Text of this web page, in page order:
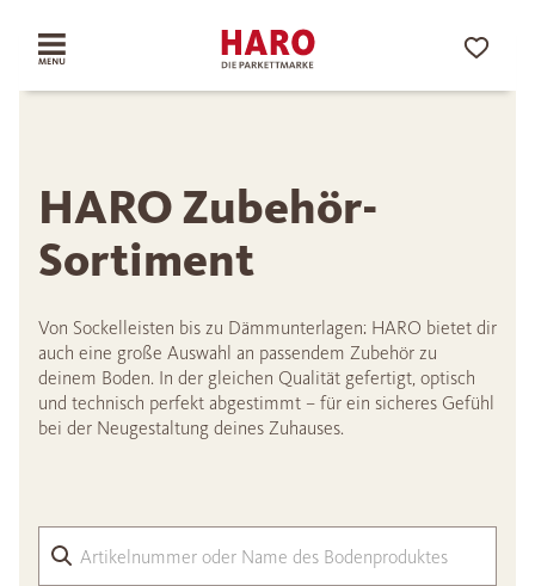
HARO Zubehör-
Sortiment
Von Sockelleisten bis zu Dämmunterlagen: HARO bietet dir
auch eine große Auswahl an passendem Zubehör zu
deinem Boden. In der gleichen Qualität gefertigt, optisch
und technisch perfekt abgestimmt – für ein sicheres Gefühl
bei der Neugestaltung deines Zuhauses.